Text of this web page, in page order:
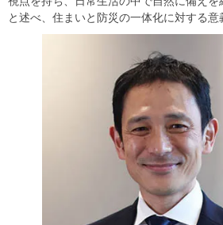
と述べ、住まいと防災の一体化に対する意